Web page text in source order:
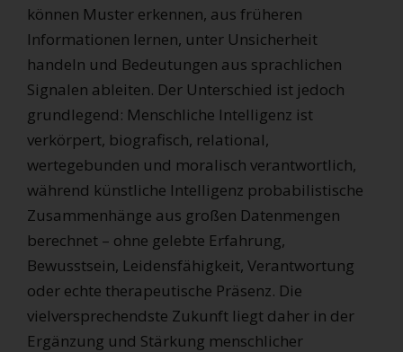
können Muster erkennen, aus früheren
Informationen lernen, unter Unsicherheit
handeln und Bedeutungen aus sprachlichen
Signalen ableiten. Der Unterschied ist jedoch
grundlegend: Menschliche Intelligenz ist
verkörpert, biografisch, relational,
wertegebunden und moralisch verantwortlich,
während künstliche Intelligenz probabilistische
Zusammenhänge aus großen Datenmengen
berechnet – ohne gelebte Erfahrung,
Bewusstsein, Leidensfähigkeit, Verantwortung
oder echte therapeutische Präsenz. Die
vielversprechendste Zukunft liegt daher in der
Ergänzung und Stärkung menschlicher